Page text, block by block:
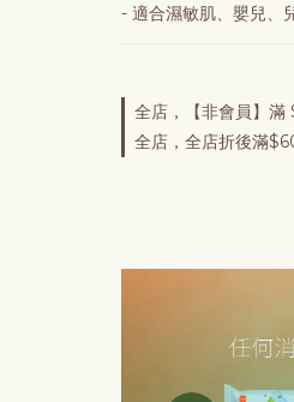
- 適合濕敏肌、嬰兒、
全店，【非會員】
全店，全店折後滿